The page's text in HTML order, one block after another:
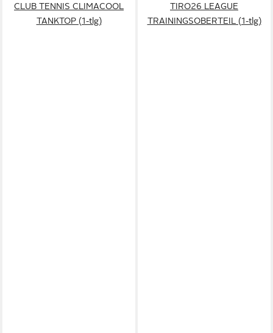
CLUB TENNIS CLIMACOOL
TANKTOP (1-tlg)
TIRO26 LEAGUE
TRAININGSOBERTEIL (1-tlg)